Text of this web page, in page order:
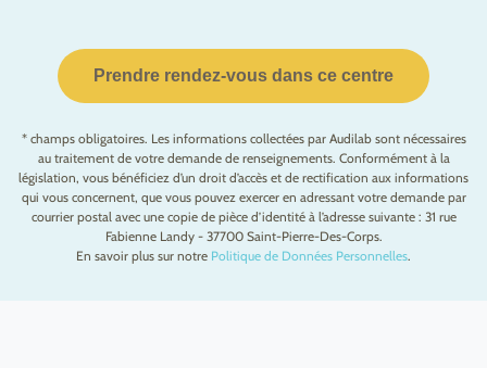
Prendre rendez-vous dans ce centre
* champs obligatoires. Les informations collectées par Audilab sont nécessaires
au traitement de votre demande de renseignements. Conformément à la
législation, vous bénéficiez d’un droit d’accès et de rectification aux informations
qui vous concernent, que vous pouvez exercer en adressant votre demande par
courrier postal avec une copie de pièce d’identité à l’adresse suivante : 31 rue
Fabienne Landy - 37700 Saint-Pierre-Des-Corps.
En savoir plus sur notre Politique de Données Personnelles.